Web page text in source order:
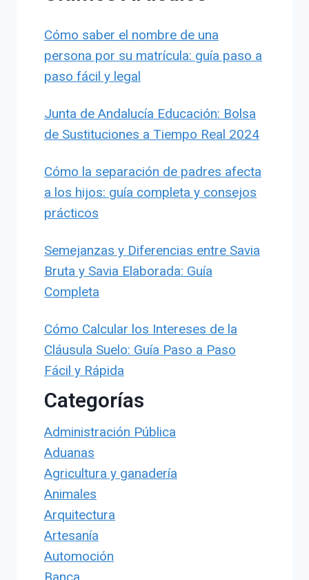
Cómo saber el nombre de una
persona por su matrícula: guía paso a
paso fácil y legal
Junta de Andalucía Educación: Bolsa
de Sustituciones a Tiempo Real 2024
Cómo la separación de padres afecta
a los hijos: guía completa y consejos
prácticos
Semejanzas y Diferencias entre Savia
Bruta y Savia Elaborada: Guía
Completa
Cómo Calcular los Intereses de la
Cláusula Suelo: Guía Paso a Paso
Fácil y Rápida
Categorías
Administración Pública
Aduanas
Agricultura y ganadería
Animales
Arquitectura
Artesanía
Automoción
Banca